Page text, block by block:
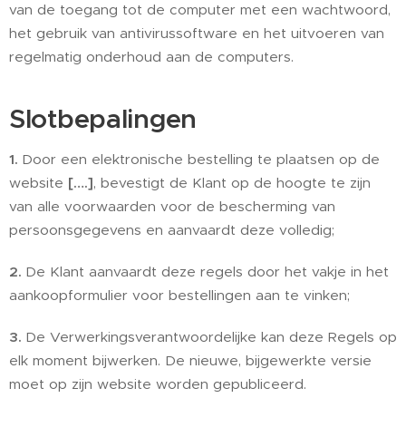
van de toegang tot de computer met een wachtwoord,
het gebruik van antivirussoftware en het uitvoeren van
regelmatig onderhoud aan de computers.
Slotbepalingen
1. Door een elektronische bestelling te plaatsen op de
website [….], bevestigt de Klant op de hoogte te zijn
van alle voorwaarden voor de bescherming van
persoonsgegevens en aanvaardt deze volledig;
2. De Klant aanvaardt deze regels door het vakje in het
aankoopformulier voor bestellingen aan te vinken;
3. De Verwerkingsverantwoordelijke kan deze Regels op
elk moment bijwerken. De nieuwe, bijgewerkte versie
moet op zijn website worden gepubliceerd.